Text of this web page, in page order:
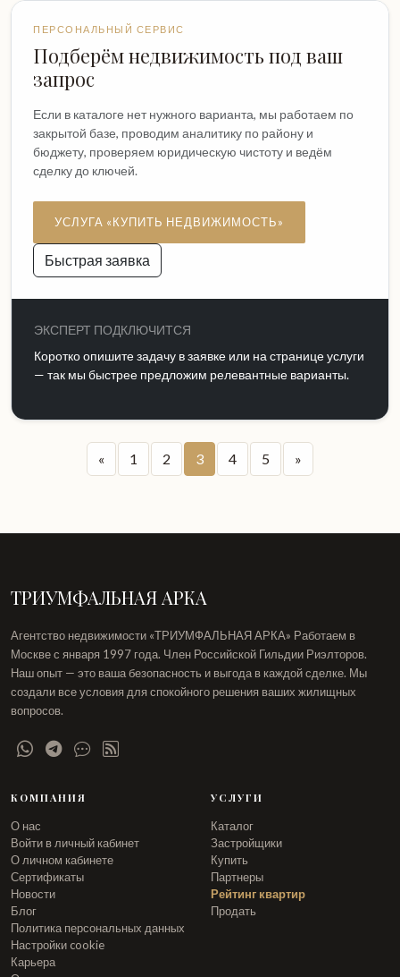
ПЕРСОНАЛЬНЫЙ СЕРВИС
Подберём недвижимость под ваш
запрос
Если в каталоге нет нужного варианта, мы работаем по
закрытой базе, проводим аналитику по району и
бюджету, проверяем юридическую чистоту и ведём
сделку до ключей.
УСЛУГА «КУПИТЬ НЕДВИЖИМОСТЬ»
Быстрая заявка
ЭКСПЕРТ ПОДКЛЮЧИТСЯ
Коротко опишите задачу в заявке или на странице услуги
— так мы быстрее предложим релевантные варианты.
« 1 2 3 4 5 »
ТРИУМФАЛЬНАЯ АРКА
Агентство недвижимости «ТРИУМФАЛЬНАЯ АРКА» Работаем в
Москве с января 1997 года. Член Российской Гильдии Риэлторов.
Наш опыт — это ваша безопасность и выгода в каждой сделке. Мы
создали все условия для спокойного решения ваших жилищных
вопросов.
КОМПАНИЯ
О нас
Войти в личный кабинет
О личном кабинете
Сертификаты
Новости
Блог
Политика персональных данных
Настройки cookie
Карьера
УСЛУГИ
Каталог
Застройщики
Купить
Партнеры
Рейтинг квартир
Продать